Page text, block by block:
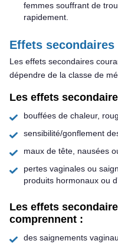
femmes souffrant de
rapidement.
Effets secondaires
Les effets secondaires
dépendre de la classe de
Les effets
bouffées de chaleur,
sensibilité/gonflement
maux de tête, nausées
pertes vaginales ou
produits hormonaux ou
Les effets
comprennent :
des saignements